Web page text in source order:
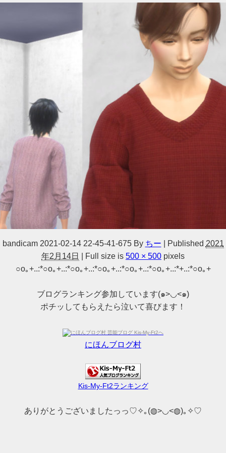
bandicam 2021-02-14 22-45-41-675 By ちー Published 2021
年2月14日
Full size is 500 × 500 pixels
○o｡+..:*○o｡+..:*○o｡+..:*○o｡+..:*○o｡+..:*○o｡+..:*+..:*○o｡+
ブログランキング参加しています(๑>◡<๑)
ポチッしてもらえたら泣いて喜びます！
にほんブログ村
Kis-My-Ft2ランキング
ありがとうございましたっっ♡✧｡(◍>◡<◍)｡✧♡